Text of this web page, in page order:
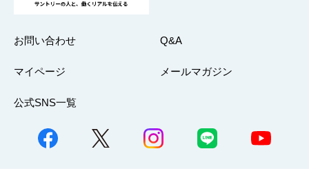
お問い合わせ Q&A
マイページ メールマガジン
公式SNS一覧